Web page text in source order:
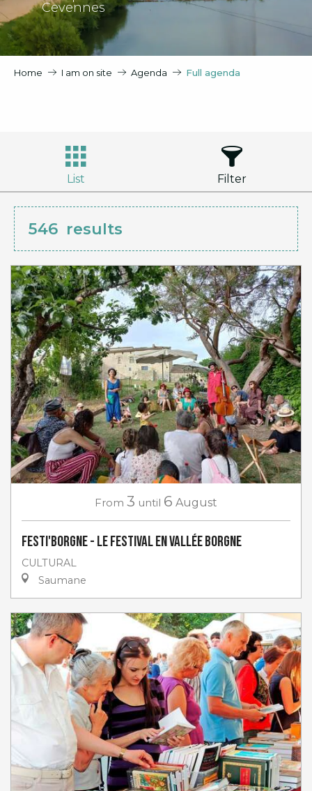
Cevennes
Home I am on site Agenda Full agenda
List Filter
546 results
From 3 until 6 August
Festi'Borgne - Le Festival en Vallée Borgne
CULTURAL
Saumane